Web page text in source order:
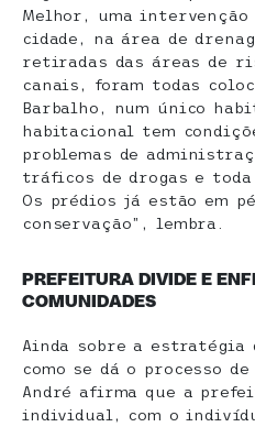
Melhor, uma
cidade, na área de
retiradas das áreas de
canais, foram todas
Barbalho, num único
habitacional tem
problemas de
tráficos de drogas e toda
Os prédios já estão em
conservação”, lembra.
PREFEITURA DIVIDE E
COMUNIDADES
Ainda sobre a estratégia
como se dá o processo
André afirma que a
individual, com o